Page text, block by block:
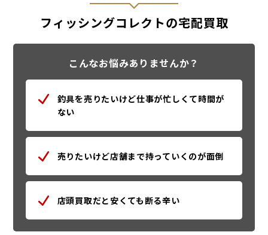
フィッシングコレクトの宅配買取
こんなお悩みありませんか？
釣具を売りたいけど仕事が忙しくて時間が
ない
売りたいけど店舗まで持っていくのが面倒
店頭買取だと安くても断る辛い